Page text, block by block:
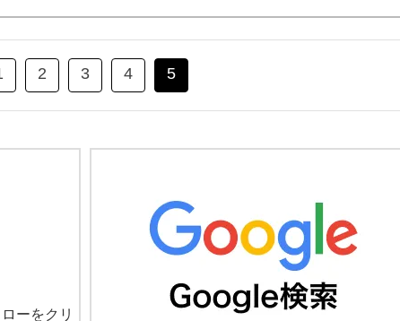
2 3 4 5
ーをクリ